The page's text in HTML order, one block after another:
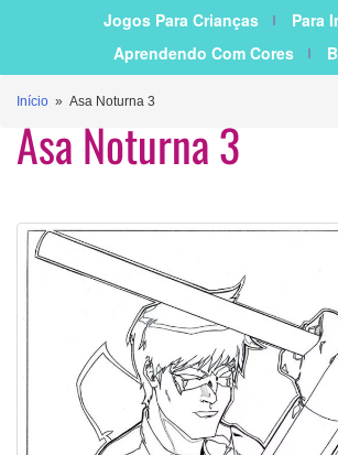
Jogos Para Crianças
Para
Aprendendo Com Cores
Início » Asa Noturna 3
Asa Noturna 3